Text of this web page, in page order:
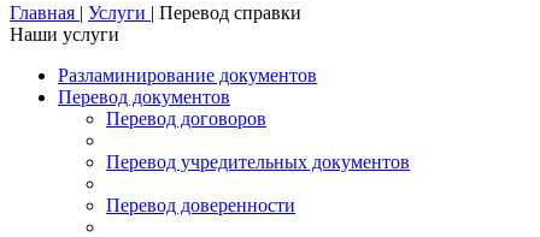
Главная | Услуги | Перевод справки
Наши услуги
Разламинирование документов
Перевод документов
Перевод договоров
Перевод учредительных документов
Перевод доверенности